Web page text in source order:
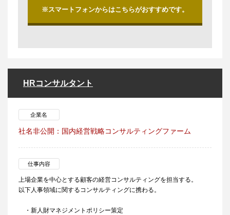
※スマートフォンからはこちらがおすすめです。
HRコンサルタント
企業名
社名非公開：国内経営戦略コンサルティングファーム
仕事内容
上場企業を中心とする顧客の経営コンサルティングを担当する。
以下人事領域に関するコンサルティングに携わる。
・新人財マネジメントポリシー策定